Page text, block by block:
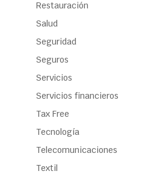
Restauración
Salud
Seguridad
Seguros
Servicios
Servicios financieros
Tax Free
Tecnología
Telecomunicaciones
Textil